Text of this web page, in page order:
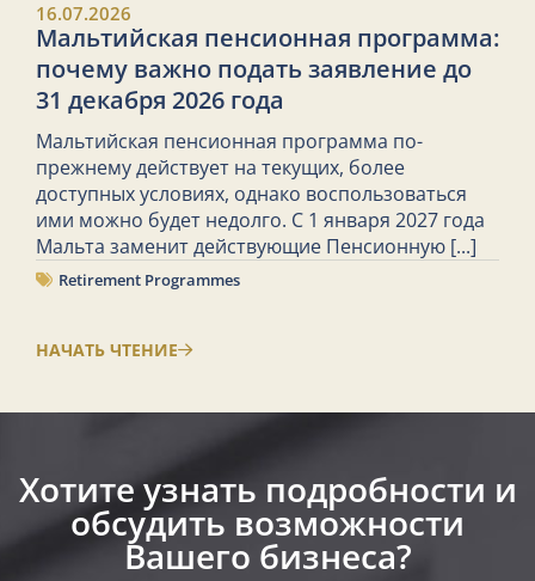
16.07.2026
Мальтийская пенсионная программа:
почему важно подать заявление до
31 декабря 2026 года
Мальтийская пенсионная программа по-
прежнему действует на текущих, более
доступных условиях, однако воспользоваться
ими можно будет недолго. С 1 января 2027 года
Мальта заменит действующие Пенсионную [...]
Retirement Programmes
НАЧАТЬ ЧТЕНИЕ
Хотите узнать подробности и
обсудить возможности
Вашего бизнеса?​